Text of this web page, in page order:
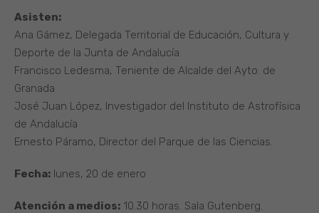
Asisten:
Ana Gámez, Delegada Territorial de Educación, Cultura y
Deporte de la Junta de Andalucía.
Francisco Ledesma, Teniente de Alcalde del Ayto. de
Granada
José Juan López, Investigador del Instituto de Astrofísica
de Andalucía
Ernesto Páramo, Director del Parque de las Ciencias.
Fecha: lunes, 20 de enero
Atención a medios: 10.30 horas. Sala Gutenberg.